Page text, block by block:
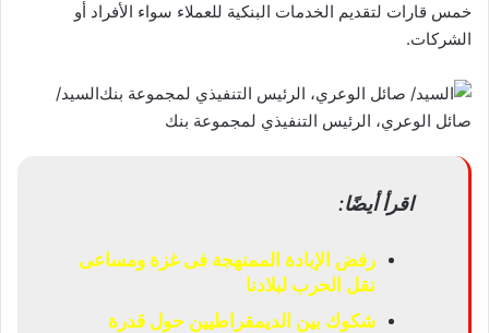
خمس قارات لتقديم الخدمات البنكية للعملاء سواء الأفراد أو
الشركات.
السيد/
صائل الوعري، الرئيس التنفيذي لمجموعة بنك
اقرأ أيضًا:
رفض الإبادة الممنهجة فى غزة ومساعى
نقل الحرب لبلادنا
شكوك بين الديمقراطيين حول قدرة